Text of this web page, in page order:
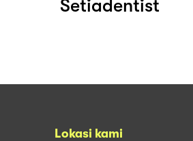
Setiadentist
Lokasi kami